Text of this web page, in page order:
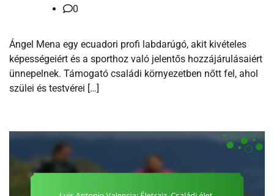
0
Ángel Mena egy ecuadori profi labdarúgó, akit kivételes
képességeiért és a sporthoz való jelentős hozzájárulásaiért
ünnepelnek. Támogató családi környezetben nőtt fel, ahol
szülei és testvérei […]